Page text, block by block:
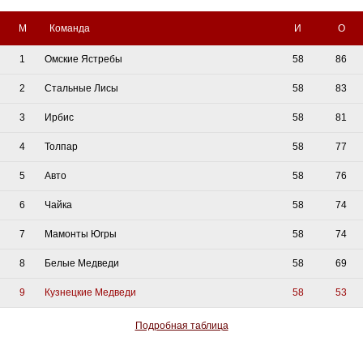
М Команда И О
1 Омские Ястребы 58 86
2 Стальные Лисы 58 83
3 Ирбис 58 81
4 Толпар 58 77
5 Авто 58 76
6 Чайка 58 74
7 Мамонты Югры 58 74
8 Белые Медведи 58 69
9 Кузнецкие Медведи 58 53
Подробная таблица